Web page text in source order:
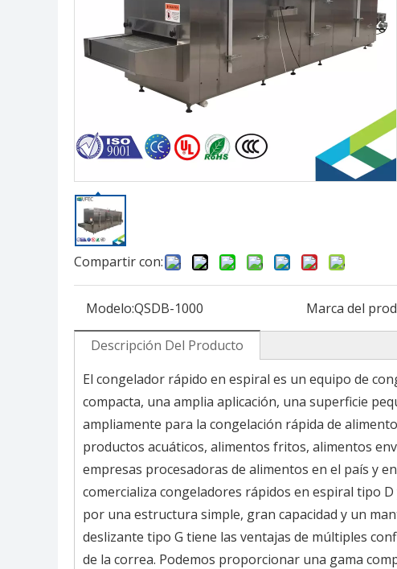
Compartir con:
Modelo:QSDB-1000 Marca del
Descripción Del Producto
El congelador rápido en espiral es un equipo de
compacta, una amplia aplicación, una superficie
ampliamente para la congelación rápida de
productos acuáticos, alimentos fritos, alimentos
empresas procesadoras de alimentos en el país y
comercializa congeladores rápidos en espiral tipo
por una estructura simple, gran capacidad y un
deslizante tipo G tiene las ventajas de múltiples
de la correa. Podemos proporcionar una gama